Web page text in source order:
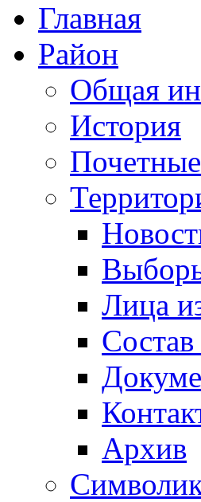
Главная
Район
Общая
История
Лица
Архив